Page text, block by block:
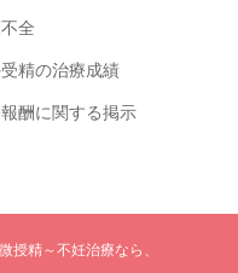
全
精の治療成績
酬に関する掲示
授精～不妊治療なら、